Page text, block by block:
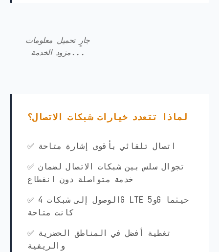
جارٍ تحميل معلومات
مزود الخدمة...
لماذا تتعدد خيارات شبكات الاتصال؟
✅ اتصال تلقائي بأقوى إشارة متاحة
✅ تجوال سلس بين شبكات الاتصال لضمان
خدمة متواصلة دون انقطاع
✅ الوصول إلى شبكات 4G LTE و5G حيثما
كانت متاحة
✅ تغطية أفضل في المناطق الحضرية
والريفية